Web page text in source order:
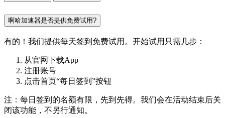
啊哈加速器是否提供免费试用?
有的！我们提供每天签到免费试用。开始试用只需几步：
从官网下载App
注册账号
点击首页“每日签到”按钮
注：每日签到的名额有限，先到先得。我们会在活动结束后关
闭该功能，不另行通知。